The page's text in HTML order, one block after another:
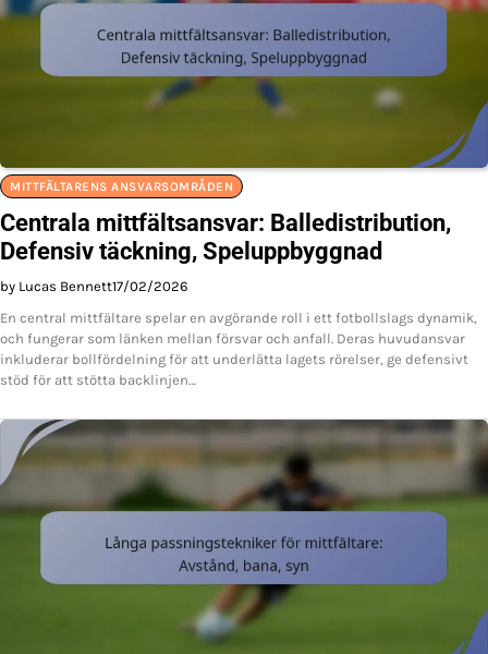
MITTFÄLTARENS ANSVARSOMRÅDEN
Centrala mittfältsansvar: Balledistribution,
Defensiv täckning, Speluppbyggnad
by Lucas Bennett17/02/2026
En central mittfältare spelar en avgörande roll i ett fotbollslags dynamik,
och fungerar som länken mellan försvar och anfall. Deras huvudansvar
inkluderar bollfördelning för att underlätta lagets rörelser, ge defensivt
stöd för att stötta backlinjen…